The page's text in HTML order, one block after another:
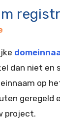
dan niet en
op
geregeld
project.